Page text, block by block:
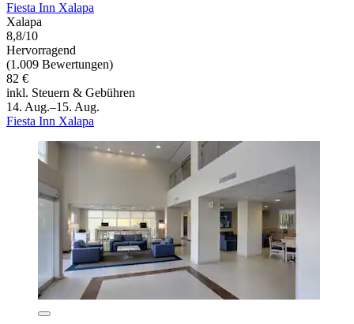
Fiesta Inn Xalapa
Xalapa
8,8/10
Hervorragend
(1.009 Bewertungen)
82 €
inkl. Steuern & Gebühren
14. Aug.–15. Aug.
Fiesta Inn Xalapa